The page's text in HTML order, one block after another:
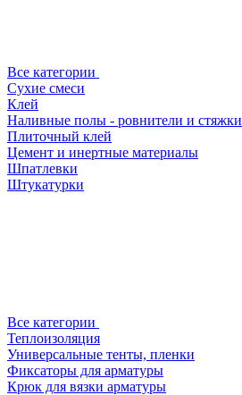
Все категории
Сухие смеси
Клей
Наливные полы - ровнители и стяжки
Плиточный клей
Цемент и инертные материалы
Шпатлевки
Штукатурки
Все категории
Теплоизоляция
Универсальные тенты, пленки
Фиксаторы для арматуры
Крюк для вязки арматуры